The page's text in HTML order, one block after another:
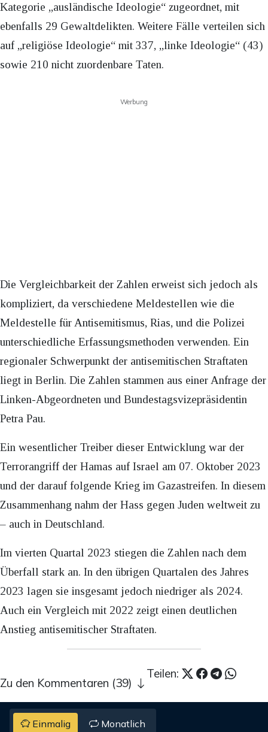
Kategorie „ausländische Ideologie“ zugeordnet, mit
ebenfalls 29 Gewaltdelikten. Weitere Fälle verteilen sich
auf „religiöse Ideologie“ mit 337, „linke Ideologie“ (43)
sowie 210 nicht zuordenbare Taten.
Werbung
Die Vergleichbarkeit der Zahlen erweist sich jedoch als
kompliziert, da verschiedene Meldestellen wie die
Meldestelle für Antisemitismus, Rias, und die Polizei
unterschiedliche Erfassungsmethoden verwenden. Ein
regionaler Schwerpunkt der antisemitischen Straftaten
liegt in Berlin. Die Zahlen stammen aus einer Anfrage der
Linken-Abgeordneten und Bundestagsvizepräsidentin
Petra Pau.
Ein wesentlicher Treiber dieser Entwicklung war der
Terrorangriff der Hamas auf Israel am 07. Oktober 2023
und der darauf folgende Krieg im Gazastreifen. In diesem
Zusammenhang nahm der Hass gegen Juden weltweit zu
– auch in Deutschland.
Im vierten Quartal 2023 stiegen die Zahlen nach dem
Überfall stark an. In den übrigen Quartalen des Jahres
2023 lagen sie insgesamt jedoch niedriger als 2024.
Auch ein Vergleich mit 2022 zeigt einen deutlichen
Anstieg antisemitischer Straftaten.
Teilen:
Zu den Kommentaren (39)
Einmalig Monatlich